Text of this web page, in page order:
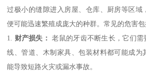
过极小的缝隙进入房屋、仓库、厨房等区域
便可能迅速繁殖成庞大的种群。常见的危害包
1. 财产损失： 老鼠的牙齿不断生长，它们
线、管道、木制家具、包装材料都可能成为
能导致短路火灾或漏水事故。